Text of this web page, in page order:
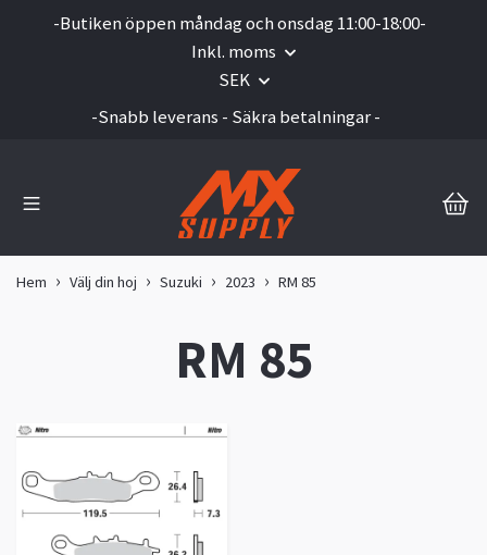
-Butiken öppen måndag och onsdag 11:00-18:00-
Inkl. moms
SEK
-Snabb leverans - Säkra betalningar -
Hem Välj din hoj Suzuki 2023 RM 85
RM 85